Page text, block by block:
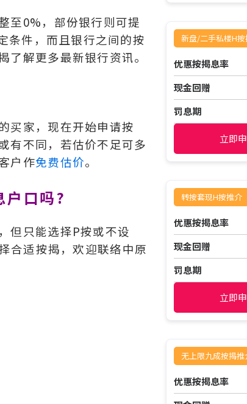
至0%，部份银行则可提
条件，而且银行之间的按
解更多最新银行资讯。
买家，现在开始申请按
有不同，若估价不足可多
户作免费估价。
口吗?
但只能选择P按或不设
合适按揭，欢迎联络中原
新盘/二手私楼H按
优惠按揭息率
现金回赠
罚息期
立即
转按套现H按推介
优惠按揭息率
现金回赠
罚息期
立即
无上限九成按揭推
优惠按揭息率